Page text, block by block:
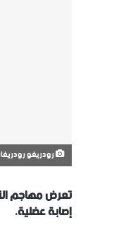
رودريغو
تعرض مهاجم
إصابة عضلية.